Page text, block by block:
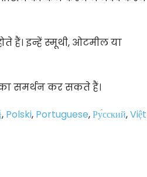
हैं। इन्हें स्मूथी, ओटमील या
समर्थन कर सकते हैं।
, Polski, Portuguese,Ру́сский,Việt